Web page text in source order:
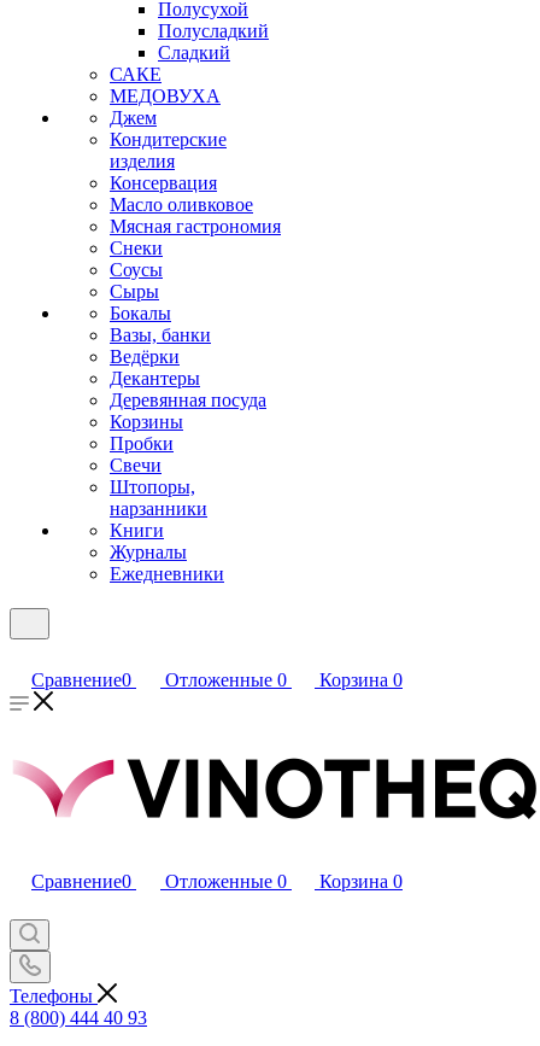
Полусухой
Полусладкий
Сладкий
САКЕ
МЕДОВУХА
Джем
Кондитерские
изделия
Консервация
Масло оливковое
Мясная гастрономия
Снеки
Соусы
Сыры
Бокалы
Вазы, банки
Ведёрки
Декантеры
Деревянная посуда
Корзины
Пробки
Свечи
Штопоры,
нарзанники
Книги
Журналы
Ежедневники
Сравнение0 Отложенные 0 Корзина 0
Сравнение0 Отложенные 0 Корзина 0
Телефоны
8 (800) 444 40 93